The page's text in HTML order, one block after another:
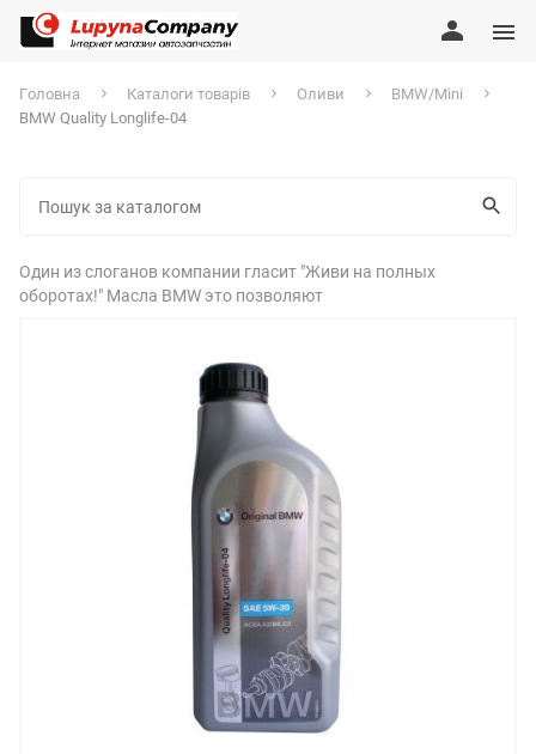
Головна Каталоги товарів Оливи
BMW/Mini
BMW Quality Longlife-04
Один из слоганов компании гласит "Живи на полных
оборотах!" Масла BMW это позволяют